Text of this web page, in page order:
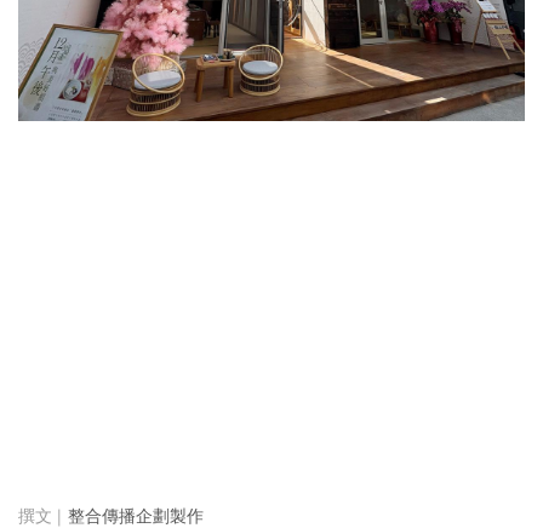
整合傳播企劃製作